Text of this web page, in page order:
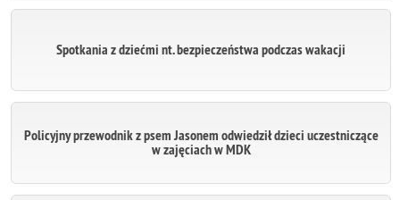
Spotkania z dziećmi nt. bezpieczeństwa podczas wakacji
Policyjny przewodnik z psem Jasonem odwiedził dzieci uczestniczące
w zajęciach w MDK